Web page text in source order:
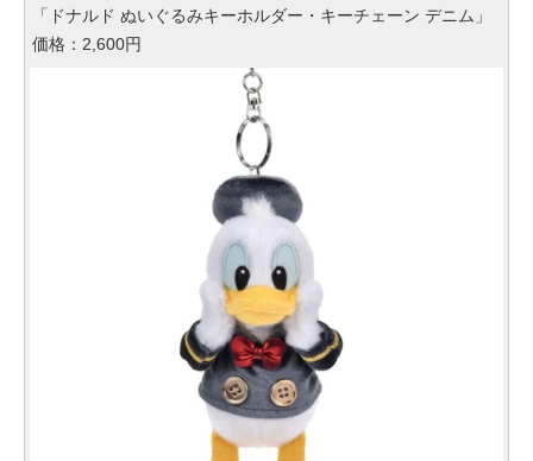
「ドナルド ぬいぐるみキーホルダー・キーチェーン デニム」
価格：2,600円